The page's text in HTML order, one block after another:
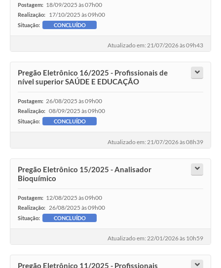
Postagem: 18/09/2025 às 07h00
Realização: 17/10/2025 às 09h00
Situação: CONCLUÍDO
Atualizado em: 21/07/2026 às 09h43
Pregão Eletrônico 16/2025 - Profissionais de
nível superior SAÚDE E EDUCAÇÃO
Postagem: 26/08/2025 às 09h00
Realização: 08/09/2025 às 09h00
Situação: CONCLUÍDO
Atualizado em: 21/07/2026 às 08h39
Pregão Eletrônico 15/2025 - Analisador
Bioquímico
Postagem: 12/08/2025 às 09h00
Realização: 26/08/2025 às 09h00
Situação: CONCLUÍDO
Atualizado em: 22/01/2026 às 10h59
Pregão Eletrônico 11/2025 - Profissionais